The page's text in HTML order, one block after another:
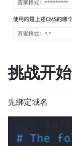
挑战开始
先绑定域名